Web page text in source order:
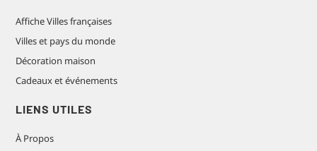
Affiche Villes françaises
Villes et pays du monde
Décoration maison
Cadeaux et événements
LIENS UTILES
À Propos